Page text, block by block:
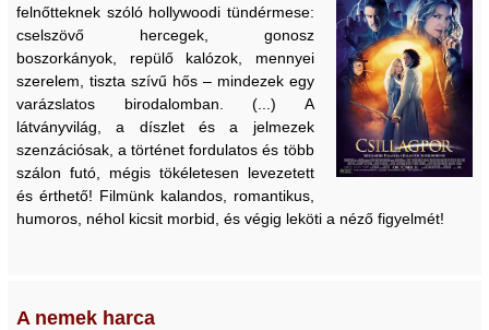
felnőtteknek szóló hollywoodi tündérmese:
cselszövő hercegek, gonosz
boszorkányok, repülő kalózok, mennyei
szerelem, tiszta szívű hős – mindezek egy
varázslatos birodalomban. (...) A
látványvilág, a díszlet és a jelmezek
szenzációsak, a történet fordulatos és több
szálon futó, mégis tökéletesen levezetett
és érthető! Filmünk kalandos, romantikus,
humoros, néhol kicsit morbid, és végig leköti a néző figyelmét!
A nemek harca